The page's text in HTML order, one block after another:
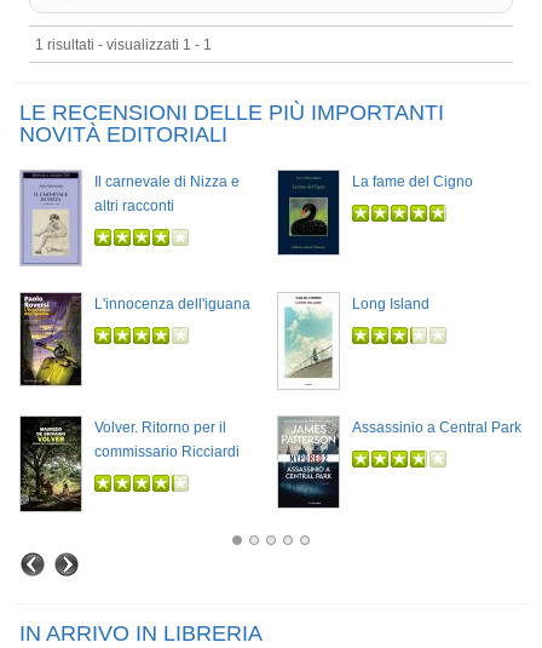
1 risultati - visualizzati 1 - 1
LE RECENSIONI DELLE PIÙ IMPORTANTI
NOVITÀ EDITORIALI
Il carnevale di Nizza e
altri racconti
La fame del Cigno
L'innocenza dell'iguana Long Island
Volver. Ritorno per il
commissario Ricciardi
Assassinio a Central Park
IN ARRIVO IN LIBRERIA